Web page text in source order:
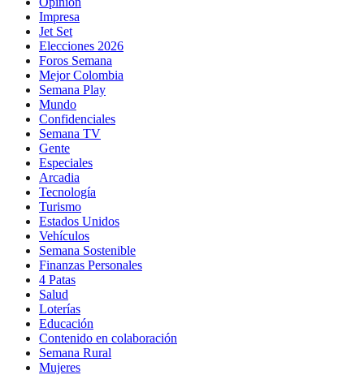
Impresa
Jet Set
Elecciones 2026
Foros Semana
Mejor Colombia
Semana Play
Mundo
Confidenciales
Semana TV
Gente
Especiales
Arcadia
Tecnología
Turismo
Estados Unidos
Vehículos
Semana Sostenible
Finanzas Personales
4 Patas
Salud
Loterías
Educación
Contenido en colaboración
Semana Rural
Mujeres